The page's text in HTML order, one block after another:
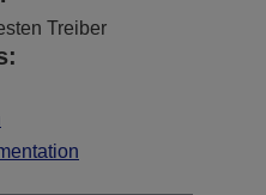
Treiber